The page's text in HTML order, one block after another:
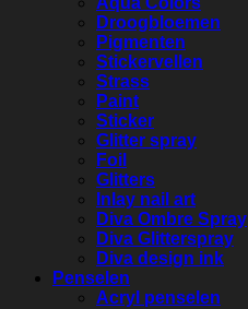
Droogbloemen
Pigmenten
Stickervellen
Strass
Paint
Sticker
Glitter spray
Foil
Glitters
Inlay nail art
Diva Ombre Spray
Diva Glitterspray
Diva design ink
Penselen
Acryl penselen